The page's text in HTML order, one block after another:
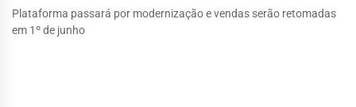
Plataforma passará por modernização e vendas serão retomadas
em 1º de junho